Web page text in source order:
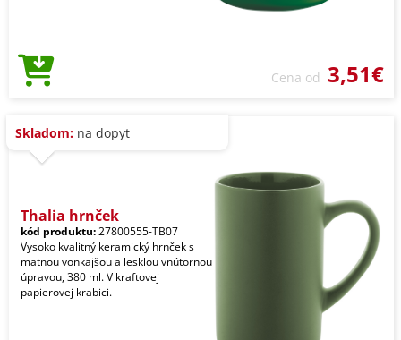
Cena od 3,51€
Skladom: na dopyt
Thalia hrnček
kód produktu:27800555-TB07
Vysoko kvalitný keramický hrnček s
matnou vonkajšou a lesklou vnútornou
úpravou, 380 ml. V kraftovej
papierovej krabici.